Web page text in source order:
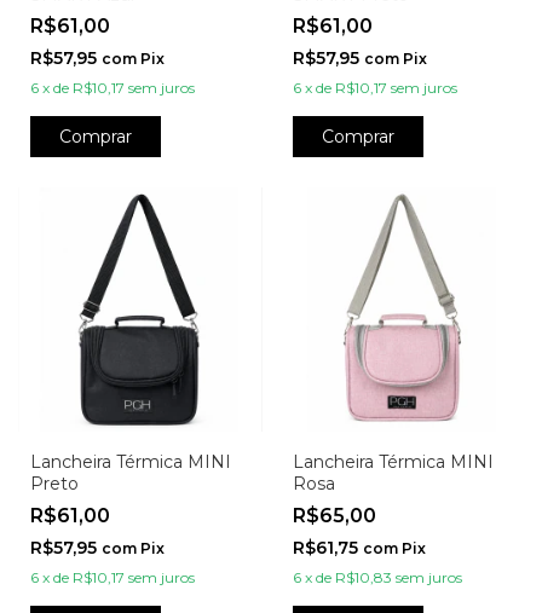
R$61,00
R$57,95 com Pix
6 x de R$10,17 sem juros
Comprar
R$61,00
R$57,95 com Pix
6 x de R$10,17 sem juros
Comprar
Lancheira Térmica MINI
Preto
R$61,00
R$57,95 com Pix
6 x de R$10,17 sem juros
Lancheira Térmica MINI
Rosa
R$65,00
R$61,75 com Pix
6 x de R$10,83 sem juros